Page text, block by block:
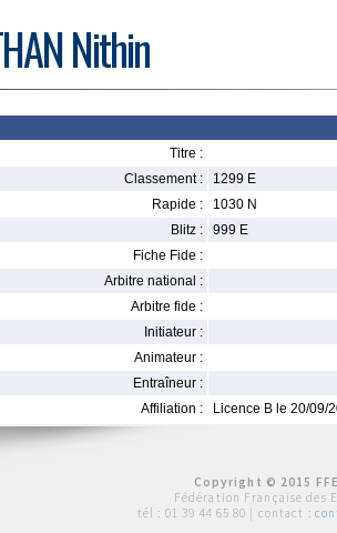
Nithin
Titre :
Classement :
1299 E
Rapide :
1030 N
Blitz :
999 E
Fiche Fide :
Arbitre national :
Arbitre fide :
Initiateur :
Animateur :
Entraîneur :
Affiliation :
Licence B le 20/09/
Copyright © 2015
Fédération Française des
tél : 01 39 44 65 80 | contact :